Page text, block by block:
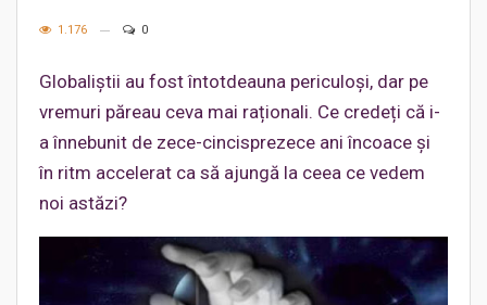
1.176 0
Globaliștii au fost întotdeauna periculoși, dar pe
vremuri păreau ceva mai raționali. Ce credeți că i-
a înnebunit de zece-cincisprezece ani încoace și
în ritm accelerat ca să ajungă la ceea ce vedem
noi astăzi?